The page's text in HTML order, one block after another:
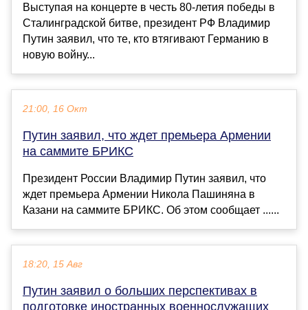
Выступая на концерте в честь 80-летия победы в
Сталинградской битве, президент РФ Владимир
Путин заявил, что те, кто втягивают Германию в
новую войну...
21:00, 16 Окт
Путин заявил, что ждет премьера Армении
на саммите БРИКС
Президент России Владимир Путин заявил, что
ждет премьера Армении Никола Пашиняна в
Казани на саммите БРИКС. Об этом сообщает ......
18:20, 15 Авг
Путин заявил о больших перспективах в
подготовке иностранных военнослужащих